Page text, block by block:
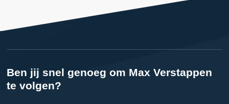
Ben jij snel genoeg om Max Verstappen
te volgen?